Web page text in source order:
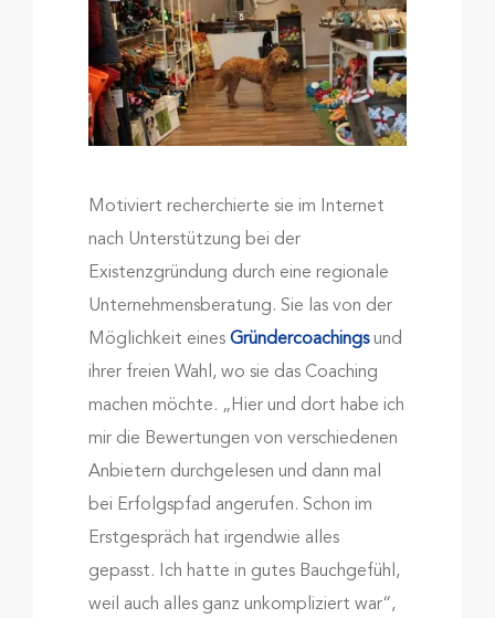
Motiviert recherchierte sie im Internet
nach Unterstützung bei der
Existenzgründung durch eine regionale
Unternehmensberatung. Sie las von der
Möglichkeit eines Gründercoachingsund
ihrer freien Wahl, wo sie das Coaching
machen möchte. „Hier und dort habe ich
mir die Bewertungen von verschiedenen
Anbietern durchgelesen und dann mal
bei Erfolgspfad angerufen. Schon im
Erstgespräch hat irgendwie alles
gepasst. Ich hatte in gutes Bauchgefühl,
weil auch alles ganz unkompliziert war“,